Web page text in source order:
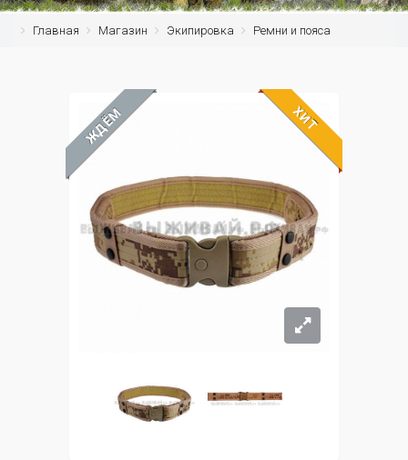
Главная Магазин Экипировка Ремни и пояса
ЖДЁМ ХИТ